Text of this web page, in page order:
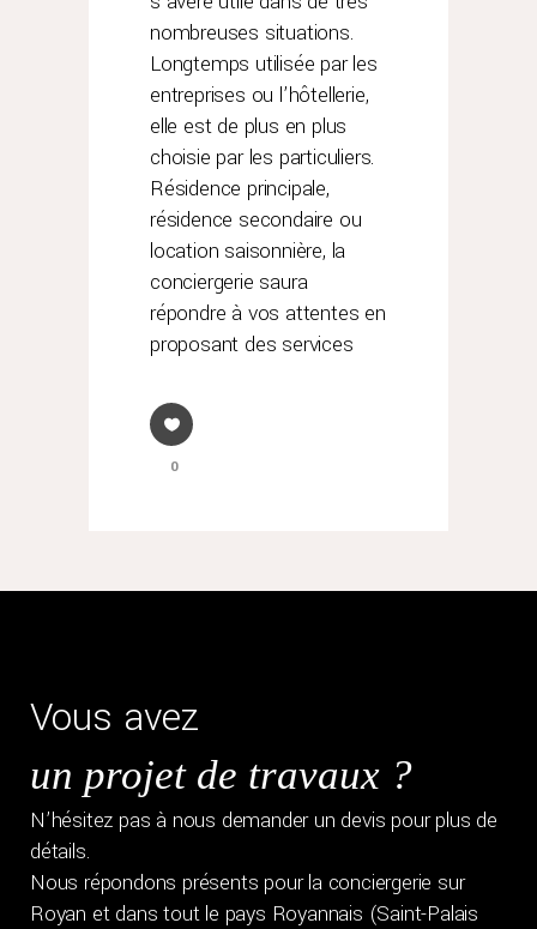
nombreuses situations.
Longtemps utilisée par les
entreprises ou l’hôtellerie,
elle est de plus en plus
choisie par les particuliers.
Résidence principale,
résidence secondaire ou
location saisonnière, la
conciergerie saura
répondre à vos attentes en
proposant des services
0
Vous avez
un projet de travaux ?
N’hésitez pas à nous demander un devis pour plus de
détails.
Nous répondons présents pour la conciergerie sur
Royan et dans tout le pays Royannais (Saint-Palais